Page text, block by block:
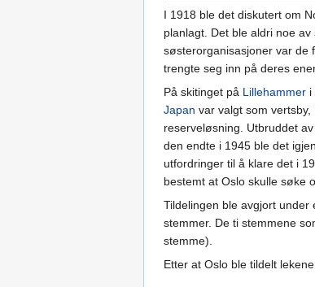
I 1918 ble det diskutert om
planlagt. Det ble aldri noe
søsterorganisasjoner var de
trengte seg inn på deres
På skitinget på Lillehammer i
Japan var valgt som
reserveløsning. Utbruddet av
den endte i 1945 ble det
utfordringer til å klare det i
bestemt at Oslo skulle søke
Tildelingen ble avgjort
stemmer. De ti stemmene
stemme).
Etter at Oslo ble tildelt